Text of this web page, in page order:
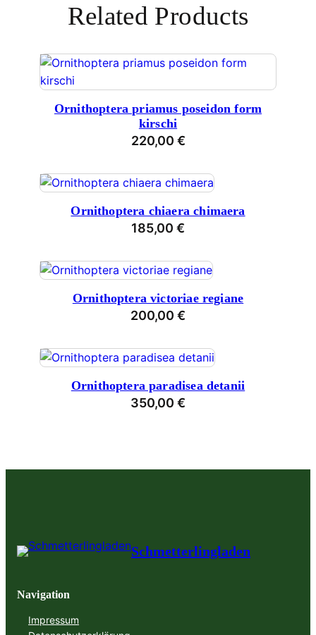
Related Products
Ornithoptera priamus poseidon form
kirschi
220,00 €
Ornithoptera chiaera chimaera
185,00 €
Ornithoptera victoriae regiane
200,00 €
Ornithoptera paradisea detanii
350,00 €
Schmetterlingladen
Navigation
Impressum